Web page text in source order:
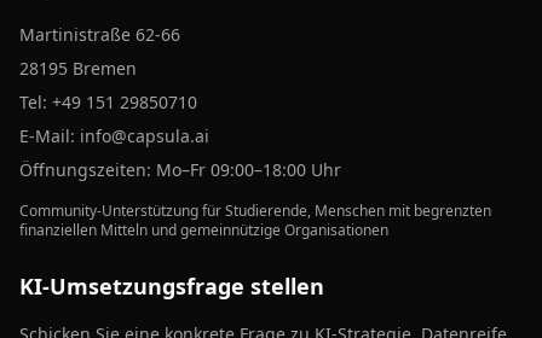
Martinistraße 62-66
28195 Bremen
Tel: +49 151 29850710
E-Mail: info@capsula.ai
Öffnungszeiten: Mo–Fr 09:00–18:00 Uhr
Community-Unterstützung für Studierende, Menschen mit begrenzten
finanziellen Mitteln und gemeinnützige Organisationen
KI-Umsetzungsfrage stellen